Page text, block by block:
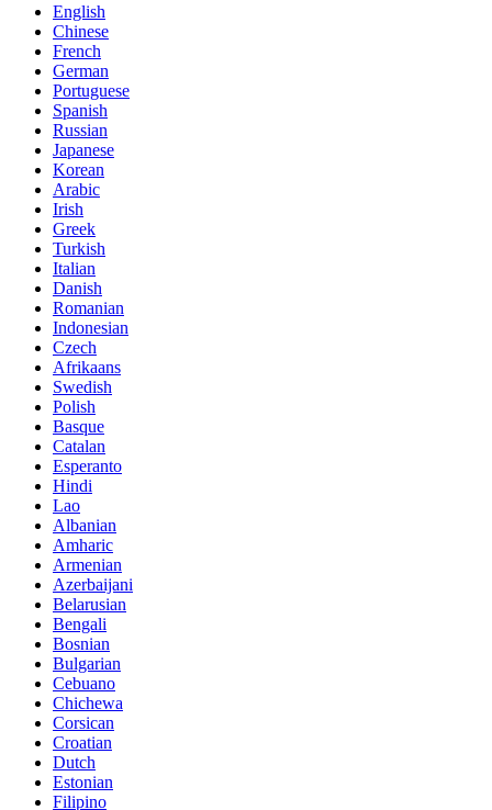
English
Chinese
French
German
Portuguese
Spanish
Russian
Japanese
Korean
Arabic
Irish
Greek
Turkish
Italian
Danish
Romanian
Indonesian
Czech
Afrikaans
Swedish
Polish
Basque
Catalan
Esperanto
Hindi
Lao
Albanian
Amharic
Armenian
Azerbaijani
Belarusian
Bengali
Bosnian
Bulgarian
Cebuano
Chichewa
Corsican
Croatian
Dutch
Estonian
Filipino